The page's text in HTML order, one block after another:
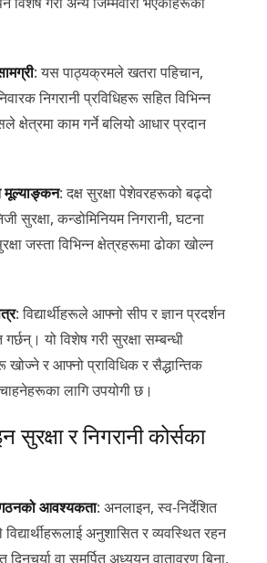
: यस पाठ्यक्रमले खतरा पहिचान,
निगरानी प्रविधिहरू सहित विभिन्न
काम गर्ने बलियो आधार प्रदान
मूल्याङ्कन: दक्ष सुरक्षा पेशेवरहरूको बढ्दो
सुरक्षा, कन्डोमिनियम निगरानी, घटना
जस्ता विभिन्न क्षेत्रहरूमा ढोका खोल्न
: विद्यार्थीहरूले आफ्नो सीप र ज्ञान प्रदर्शन
गर्छन्। यो विशेष गरी सुरक्षा सम्बन्धी
र आफ्नो प्राविधिक र सैद्धान्तिक
लागि उपयोगी छ।
र निगरानी कोर्सका
आवश्यकता: अनलाइन, स्व-निर्देशित
अनुशासित र व्यवस्थित रहन
वा समर्पित अध्ययन वातावरण बिना,